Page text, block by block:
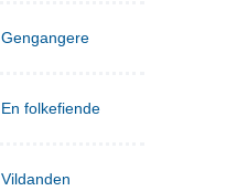
Gengangere
En folkefiende
Vildanden